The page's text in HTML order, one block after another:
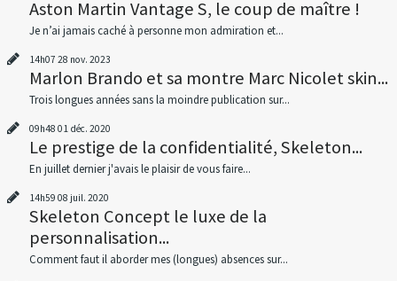
Aston Martin Vantage S, le coup de maître !
Je n’ai jamais caché à personne mon admiration et...
14h07 28 nov. 2023
Marlon Brando et sa montre Marc Nicolet skin...
Trois longues années sans la moindre publication sur...
09h48 01 déc. 2020
Le prestige de la confidentialité, Skeleton...
En juillet dernier j'avais le plaisir de vous faire...
14h59 08 juil. 2020
Skeleton Concept le luxe de la
personnalisation...
Comment faut il aborder mes (longues) absences sur...